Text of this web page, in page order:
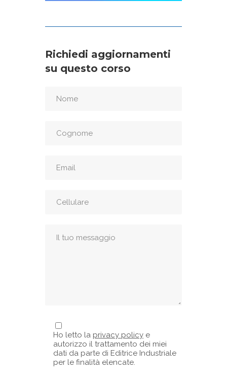
Richiedi aggiornamenti
su questo corso
Ho letto la privacy policy e
autorizzo il trattamento dei miei
dati da parte di Editrice Industriale
per le finalità elencate.